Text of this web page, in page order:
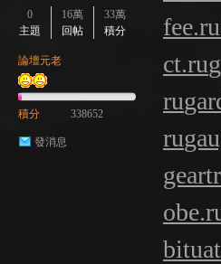
0
主題
16萬
回帖
33萬
積分
論壇元老
積分 338652
發消息
fee.ru
ct.ru
ru
ru